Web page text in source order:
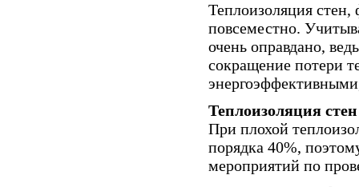
Теплоизоляция стен,
повсеместно.
очень оправдано,
сокращение потери
Теплоизоляция
При плохой
порядка 40%,
мероприятий по